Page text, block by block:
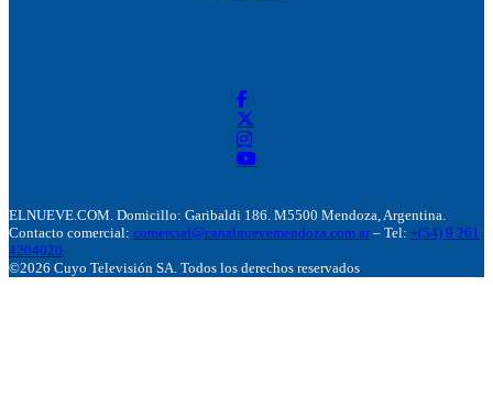
ELNUEVE.COM. Domicillo: Garibaldi 186. M5500 Mendoza, Argentina.
Contacto comercial: comercial@canalnuevemendoza.com.ar – Tel: +(54) 9 261
4204020
©2026 Cuyo Televisión SA. Todos los derechos reservados